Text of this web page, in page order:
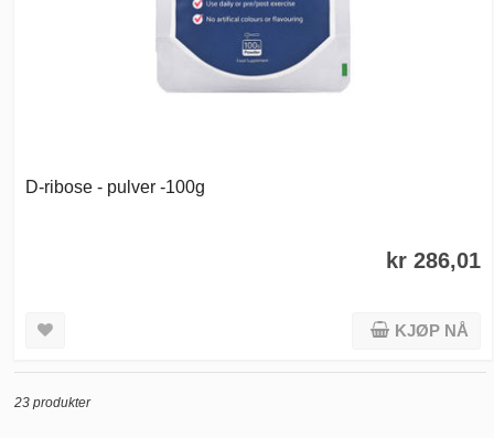
D-ribose - pulver -100g
kr 286,01
KJØP NÅ
23 produkter